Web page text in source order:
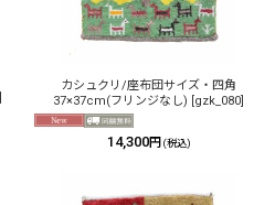
カシュクリ/座布団サイズ・四角
37×37cm(フリンジなし) [gzk_080]
14,300円 (税込)